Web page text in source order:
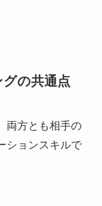
の共通点
両方とも相手の
ションスキルで